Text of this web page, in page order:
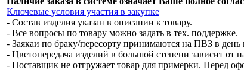
Ключевые условия участия в закупке
- Состав изделия указан в описании к товару.
- Все вопросы по товару можно задать в тех. поддержке.
- Заякаи по браку/пересорту принимаются на ПВЗ в день
- Цветопередача изделий в большой степени зависит от
- Поставщик не отгружает товар для примерки. Перед